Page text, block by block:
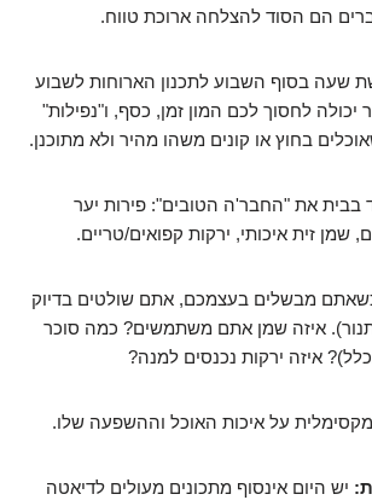
הם הסוד להצלחה ארוכת טווח.
שעה בסוף השבוע לתכנון הארוחות לשבוע
יכולה לחסוך לכם המון זמן, כסף, ו"נפילות"
בחוץ או קונים משהו מהיר ולא מתוכנן.
בבית את "החבר'ה הטובים": פירות יער
שמן זית איכותי, ירקות קפואים/טריים.
מבשלים בעצמכם, אתם שולטים בדיוק
איזה שמן אתם משתמשים? כמה סוכר
איזה ירקות נכנסים למנה?
על איכות האוכל וההשפעה שלו.
יש היום אינסוף מתכונים מעולים לדיאטה